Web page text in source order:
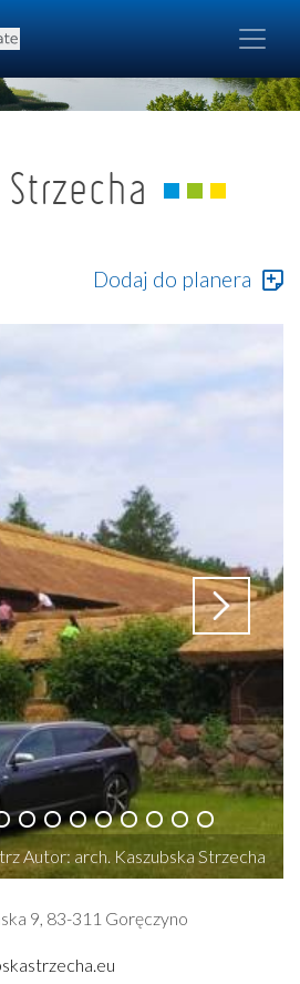
Dodaj do planera
Autor: arch. Kaszubska Strzecha
9, 83-311 Goręczyno